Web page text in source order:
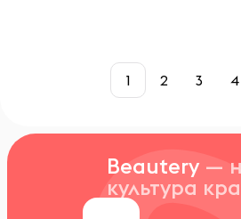
1 2 3 4
Beautery —
культура